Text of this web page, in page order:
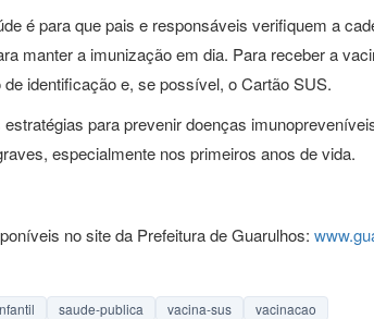
é para que pais e responsáveis verifiquem a
manter a imunização em dia. Para receber a
identificação e, se possível, o Cartão SUS.
para prevenir doenças
especialmente nos primeiros anos de vida.
no site da Prefeitura de Guarulhos:
saude-publica vacina-sus vacinacao